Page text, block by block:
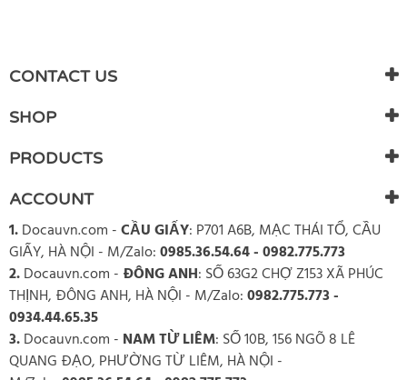
There are currently no product reviews. Be the first who write
review
CONTACT US
SHOP
PRODUCTS
ACCOUNT
1.Docauvn.com -CẦU GIẤY: P701 A6B, MẠC THÁI TỔ, CẦU
GIẤY, HÀ NỘI - M/Zalo:0985.36.54.64 - 0982.775.773
2.Docauvn.com - ĐÔNG ANH: SỐ 63G2 CHỢ Z153 XÃ PHÚC
THỊNH, ĐÔNG ANH, HÀ NỘI - M/Zalo:0982.775.773 -
0934.44.65.35
3.Docauvn.com - NAM TỪ LIÊM: SỐ 10B, 156 NGÕ 8 LÊ
QUANG ĐẠO, PHƯỜNG TỪ LIÊM, HÀ NỘI -